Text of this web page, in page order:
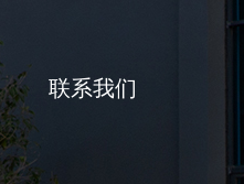
联系我们